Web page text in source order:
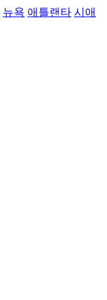
뉴욕 애틀랜타 시애